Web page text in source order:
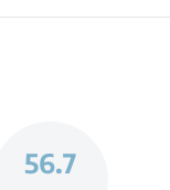
56.7